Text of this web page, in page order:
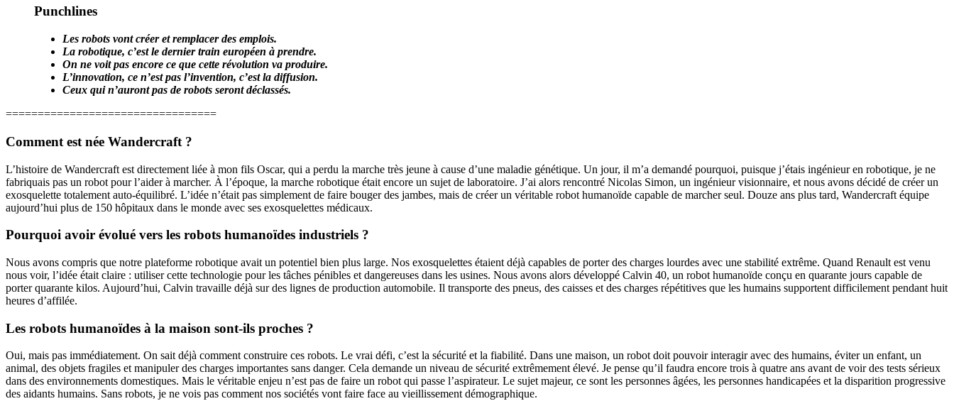
Punchlines
Les robots vont créer et remplacer des emplois.
La robotique, c’est le dernier train européen à prendre.
On ne voit pas encore ce que cette révolution va produire.
L’innovation, ce n’est pas l’invention, c’est la diffusion.
Ceux qui n’auront pas de robots seront déclassés.
=================================
Comment est née Wandercraft ?
L’histoire de Wandercraft est directement liée à mon fils Oscar, qui a perdu la marche très jeune à cause d’une maladie génétique. Un jour, il m’a demandé pourquoi, puisque j’étais ingénieur en robotique, je ne
fabriquais pas un robot pour l’aider à marcher. À l’époque, la marche robotique était encore un sujet de laboratoire. J’ai alors rencontré Nicolas Simon, un ingénieur visionnaire, et nous avons décidé de créer un
exosquelette totalement auto-équilibré. L’idée n’était pas simplement de faire bouger des jambes, mais de créer un véritable robot humanoïde capable de marcher seul. Douze ans plus tard, Wandercraft équipe
aujourd’hui plus de 150 hôpitaux dans le monde avec ses exosquelettes médicaux.
Pourquoi avoir évolué vers les robots humanoïdes industriels ?
Nous avons compris que notre plateforme robotique avait un potentiel bien plus large. Nos exosquelettes étaient déjà capables de porter des charges lourdes avec une stabilité extrême. Quand Renault est venu
nous voir, l’idée était claire : utiliser cette technologie pour les tâches pénibles et dangereuses dans les usines. Nous avons alors développé Calvin 40, un robot humanoïde conçu en quarante jours capable de
porter quarante kilos. Aujourd’hui, Calvin travaille déjà sur des lignes de production automobile. Il transporte des pneus, des caisses et des charges répétitives que les humains supportent difficilement pendant huit
heures d’affilée.
Les robots humanoïdes à la maison sont-ils proches ?
Oui, mais pas immédiatement. On sait déjà comment construire ces robots. Le vrai défi, c’est la sécurité et la fiabilité. Dans une maison, un robot doit pouvoir interagir avec des humains, éviter un enfant, un
animal, des objets fragiles et manipuler des charges importantes sans danger. Cela demande un niveau de sécurité extrêmement élevé. Je pense qu’il faudra encore trois à quatre ans avant de voir des tests sérieux
dans des environnements domestiques. Mais le véritable enjeu n’est pas de faire un robot qui passe l’aspirateur. Le sujet majeur, ce sont les personnes âgées, les personnes handicapées et la disparition progressive
des aidants humains. Sans robots, je ne vois pas comment nos sociétés vont faire face au vieillissement démographique.